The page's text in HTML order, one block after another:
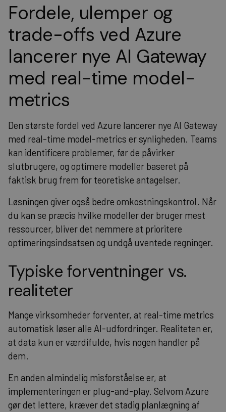
Fordele, ulemper og
trade-offs ved Azure
lancerer nye AI Gateway
med real-time model-
metrics
Den største fordel ved Azure lancerer nye AI Gateway
med real-time model-metrics er synligheden. Teams
kan identificere problemer, før de påvirker
slutbrugere, og optimere modeller baseret på
faktisk brug frem for teoretiske antagelser.
Løsningen giver også bedre omkostningskontrol. Når
du kan se præcis hvilke modeller der bruger mest
ressourcer, bliver det nemmere at prioritere
optimeringsindsatsen og undgå uventede regninger.
Typiske forventninger vs.
realiteter
Mange virksomheder forventer, at real-time metrics
automatisk løser alle AI-udfordringer. Realiteten er,
at data kun er værdifulde, hvis nogen handler på
dem.
En anden almindelig misforståelse er, at
implementeringen er plug-and-play. Selvom Azure
gør det lettere, kræver det stadig planlægning af